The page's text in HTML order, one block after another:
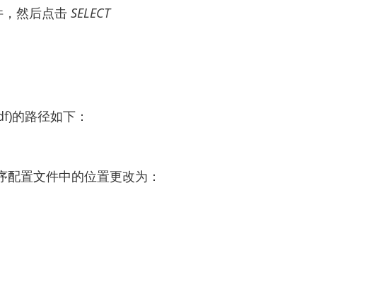
然后点击 SELECT
的路径如下：
置文件中的位置更改为：